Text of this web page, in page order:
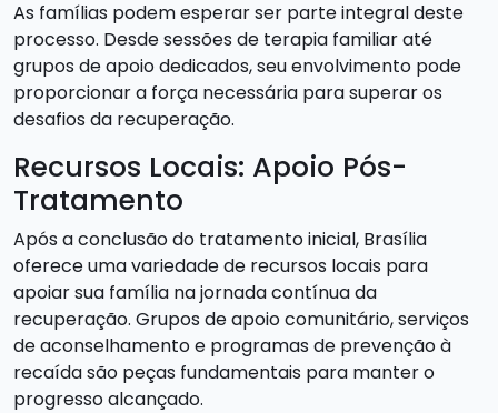
As famílias podem esperar ser parte integral deste
processo. Desde sessões de terapia familiar até
grupos de apoio dedicados, seu envolvimento pode
proporcionar a força necessária para superar os
desafios da recuperação.
Recursos Locais: Apoio Pós-
Tratamento
Após a conclusão do tratamento inicial, Brasília
oferece uma variedade de recursos locais para
apoiar sua família na jornada contínua da
recuperação. Grupos de apoio comunitário, serviços
de aconselhamento e programas de prevenção à
recaída são peças fundamentais para manter o
progresso alcançado.